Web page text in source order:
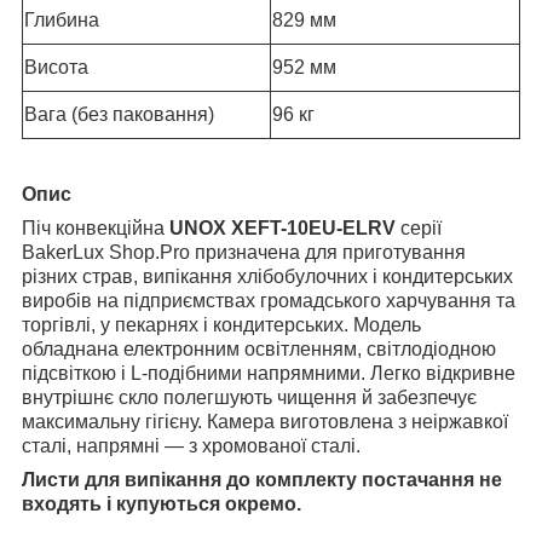
Глибина 829 мм
Висота 952 мм
Вага (без паковання) 96 кг
Опис
Піч конвекційна UNOX XEFT-10EU-ELRV серії
BakerLux Shop.Pro призначена для приготування
різних страв, випікання хлібобулочних і кондитерських
виробів на підприємствах громадського харчування та
торгівлі, у пекарнях і кондитерських. Модель
обладнана електронним освітленням, світлодіодною
підсвіткою і L-подібними напрямними. Легко відкривне
внутрішнє скло полегшують чищення й забезпечує
максимальну гігієну. Камера виготовлена з неіржавкої
сталі, напрямні — з хромованої сталі.
Листи для випікання до комплекту постачання не
входять і купуються окремо.